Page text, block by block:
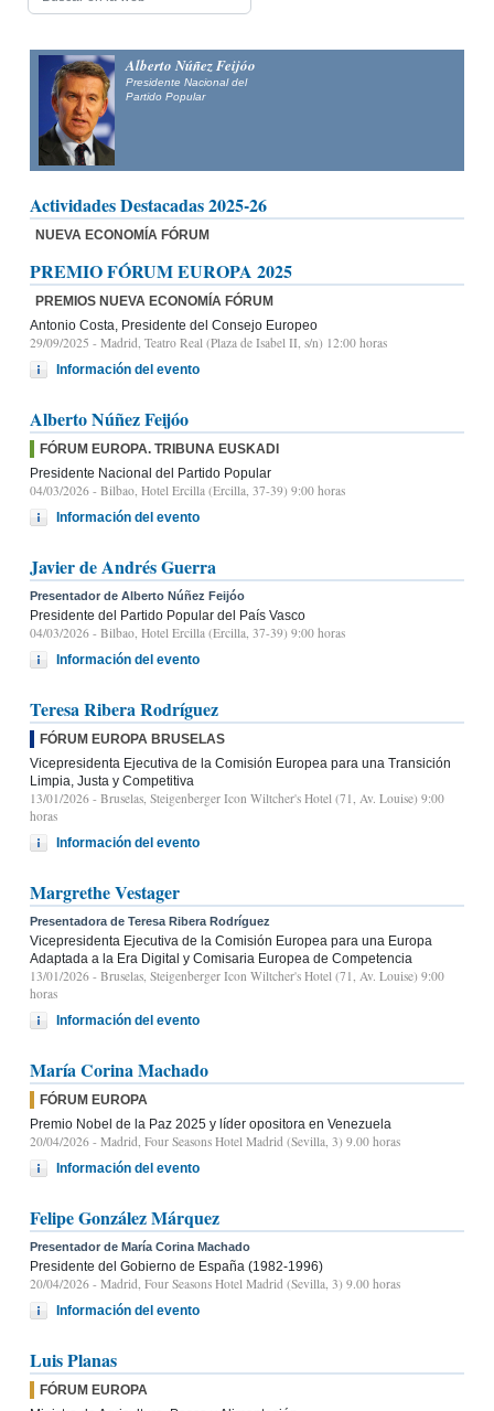
Alberto Núñez Feijóo
Presidente Nacional del
Partido Popular
Actividades Destacadas 2025-26
NUEVA ECONOMÍA FÓRUM
PREMIO FÓRUM EUROPA 2025
PREMIOS NUEVA ECONOMÍA FÓRUM
Antonio Costa, Presidente del Consejo Europeo
29/09/2025 - Madrid, Teatro Real (Plaza de Isabel II, s/n) 12:00 horas
Información del evento
Alberto Núñez Feijóo
FÓRUM EUROPA. TRIBUNA EUSKADI
Presidente Nacional del Partido Popular
04/03/2026 - Bilbao, Hotel Ercilla (Ercilla, 37-39) 9:00 horas
Información del evento
Javier de Andrés Guerra
Presentador de Alberto Núñez Feijóo
Presidente del Partido Popular del País Vasco
04/03/2026 - Bilbao, Hotel Ercilla (Ercilla, 37-39) 9:00 horas
Información del evento
Teresa Ribera Rodríguez
FÓRUM EUROPA BRUSELAS
Vicepresidenta Ejecutiva de la Comisión Europea para una Transición
Limpia, Justa y Competitiva
13/01/2026 - Bruselas, Steigenberger Icon Wiltcher's Hotel (71, Av. Louise) 9:00
horas
Información del evento
Margrethe Vestager
Presentadora de Teresa Ribera Rodríguez
Vicepresidenta Ejecutiva de la Comisión Europea para una Europa
Adaptada a la Era Digital y Comisaria Europea de Competencia
13/01/2026 - Bruselas, Steigenberger Icon Wiltcher's Hotel (71, Av. Louise) 9:00
horas
Información del evento
María Corina Machado
FÓRUM EUROPA
Premio Nobel de la Paz 2025 y líder opositora en Venezuela
20/04/2026 - Madrid, Four Seasons Hotel Madrid (Sevilla, 3) 9.00 horas
Información del evento
Felipe González Márquez
Presentador de María Corina Machado
Presidente del Gobierno de España (1982-1996)
20/04/2026 - Madrid, Four Seasons Hotel Madrid (Sevilla, 3) 9.00 horas
Información del evento
Luis Planas
FÓRUM EUROPA